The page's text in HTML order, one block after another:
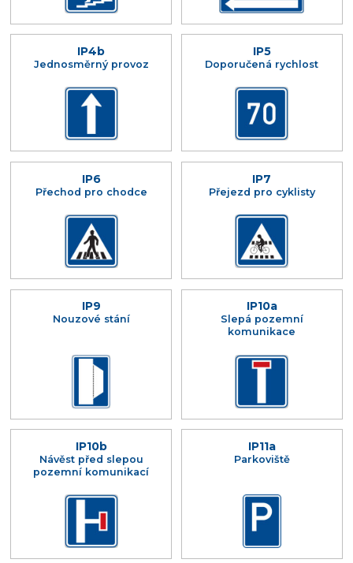
IP4b
Jednosměrný provoz
IP5
Doporučená rychlost
IP6
Přechod pro chodce
IP7
Přejezd pro cyklisty
IP9
Nouzové stání
IP10a
Slepá pozemní
komunikace
IP10b
Návěst před slepou
pozemní komunikací
IP11a
Parkoviště